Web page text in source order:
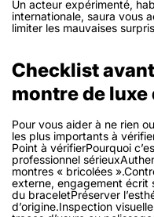
Un acteur expérimenté,
internationale, saura vous
limiter les mauvaises
Checklist
montre de luxe
Pour vous aider à ne rien
les plus importants à
Point à vérifierPourquoi
professionnel
montres « bricolées
externe, engagement écrit
du braceletPréserver
d’origine.Inspection